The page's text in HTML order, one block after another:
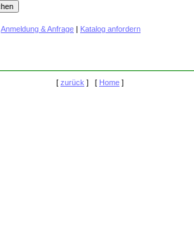
Anmeldung & Anfrage | Katalog anfordern
[ zurück ] [ Home ]